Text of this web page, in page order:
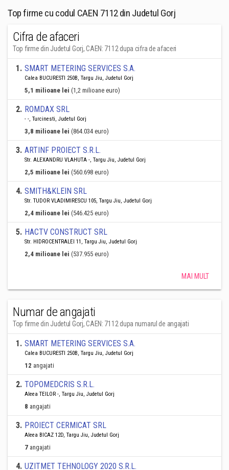
Top firme cu codul CAEN 7112 din Judetul Gorj
Cifra de afaceri
Top firme din Judetul Gorj, CAEN: 7112 dupa cifra de afaceri
1. SMART METERING SERVICES S.A.
Calea BUCURESTI 250B, Targu Jiu, Judetul Gorj
5,1 milioane lei (1,2 milioane euro)
2. ROMDAX SRL
- -, Turcinesti, Judetul Gorj
3,8 milioane lei (864.034 euro)
3. ARTINF PROIECT S.R.L.
Str. ALEXANDRU VLAHUTA -, Targu Jiu, Judetul Gorj
2,5 milioane lei (560.698 euro)
4. SMITH&KLEIN SRL
Str. TUDOR VLADIMIRESCU 105, Targu Jiu, Judetul Gorj
2,4 milioane lei (546.425 euro)
5. HACTV CONSTRUCT SRL
Str. HIDROCENTRALEI 11, Targu Jiu, Judetul Gorj
2,4 milioane lei (537.955 euro)
MAI MULT
Numar de angajati
Top firme din Judetul Gorj, CAEN: 7112 dupa numarul de angajati
1. SMART METERING SERVICES S.A.
Calea BUCURESTI 250B, Targu Jiu, Judetul Gorj
12 angajati
2. TOPOMEDCRIS S.R.L.
Aleea TEILOR -, Targu Jiu, Judetul Gorj
8 angajati
3. PROIECT CERMICAT SRL
Aleea BICAZ 12D, Targu Jiu, Judetul Gorj
7 angajati
4. UZITMET TEHNOLOGY 2020 S.R.L.